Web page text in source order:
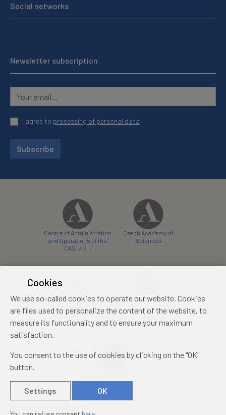
Social networks
Newsletter subscription
I agree to processing of personal data
Subscribe
Centre of Administration
and Operations of the
CAS, v. v. i.
Czech Academy of
Sciences
conference centre
konferenční centrum
© 2019 – 2026Academia
Cookies
We use so-called cookies to operate our website. Cookies
are files used to personalize the content of the website, to
measure its functionality and to ensure your maximum
satisfaction.
You consent to the use of cookies by clicking on the "OK"
button.
Settings OK